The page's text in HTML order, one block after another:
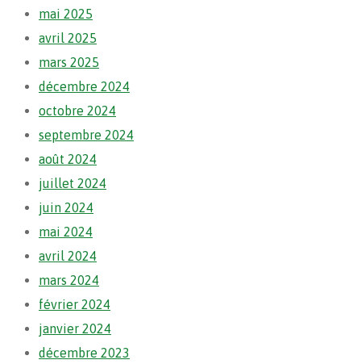
mai 2025
avril 2025
mars 2025
décembre 2024
octobre 2024
septembre 2024
août 2024
juillet 2024
juin 2024
mai 2024
avril 2024
mars 2024
février 2024
janvier 2024
décembre 2023